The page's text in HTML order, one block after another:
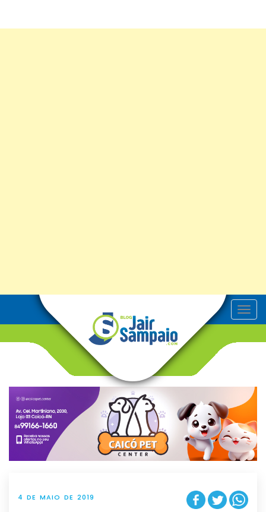
T
o
v
g
t
i
o
n
4 DE MAIO DE 2019